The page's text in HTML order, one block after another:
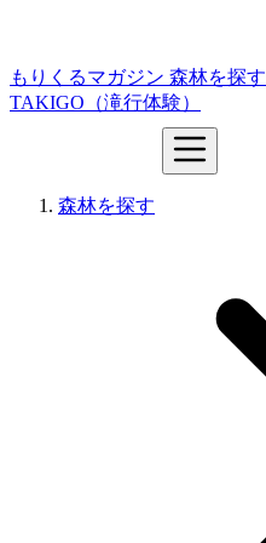
もりくるマガジン 森林を探す
TAKIGO（滝行体験）
森林を探す